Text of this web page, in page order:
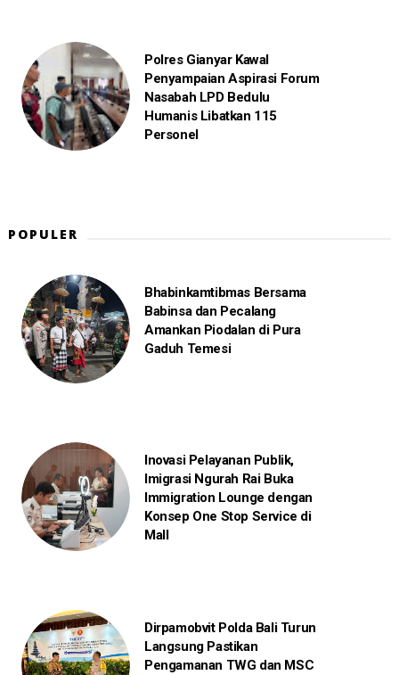
Polres Gianyar Kawal
Penyampaian Aspirasi Forum
Nasabah LPD Bedulu
Humanis Libatkan 115
Personel
POPULER
Bhabinkamtibmas Bersama
Babinsa dan Pecalang
Amankan Piodalan di Pura
Gaduh Temesi
Inovasi Pelayanan Publik,
Imigrasi Ngurah Rai Buka
Immigration Lounge dengan
Konsep One Stop Service di
Mall
Dirpamobvit Polda Bali Turun
Langsung Pastikan
Pengamanan TWG dan MSC